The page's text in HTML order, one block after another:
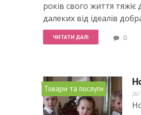
років свого життя
далеких від ідеалів
ЧИТАТИ ДАЛІ 0
Товари та послуги
26/